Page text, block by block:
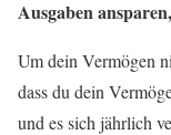
Ausgaben
Um dein Vermögen
dass du dein
und es sich jährlich